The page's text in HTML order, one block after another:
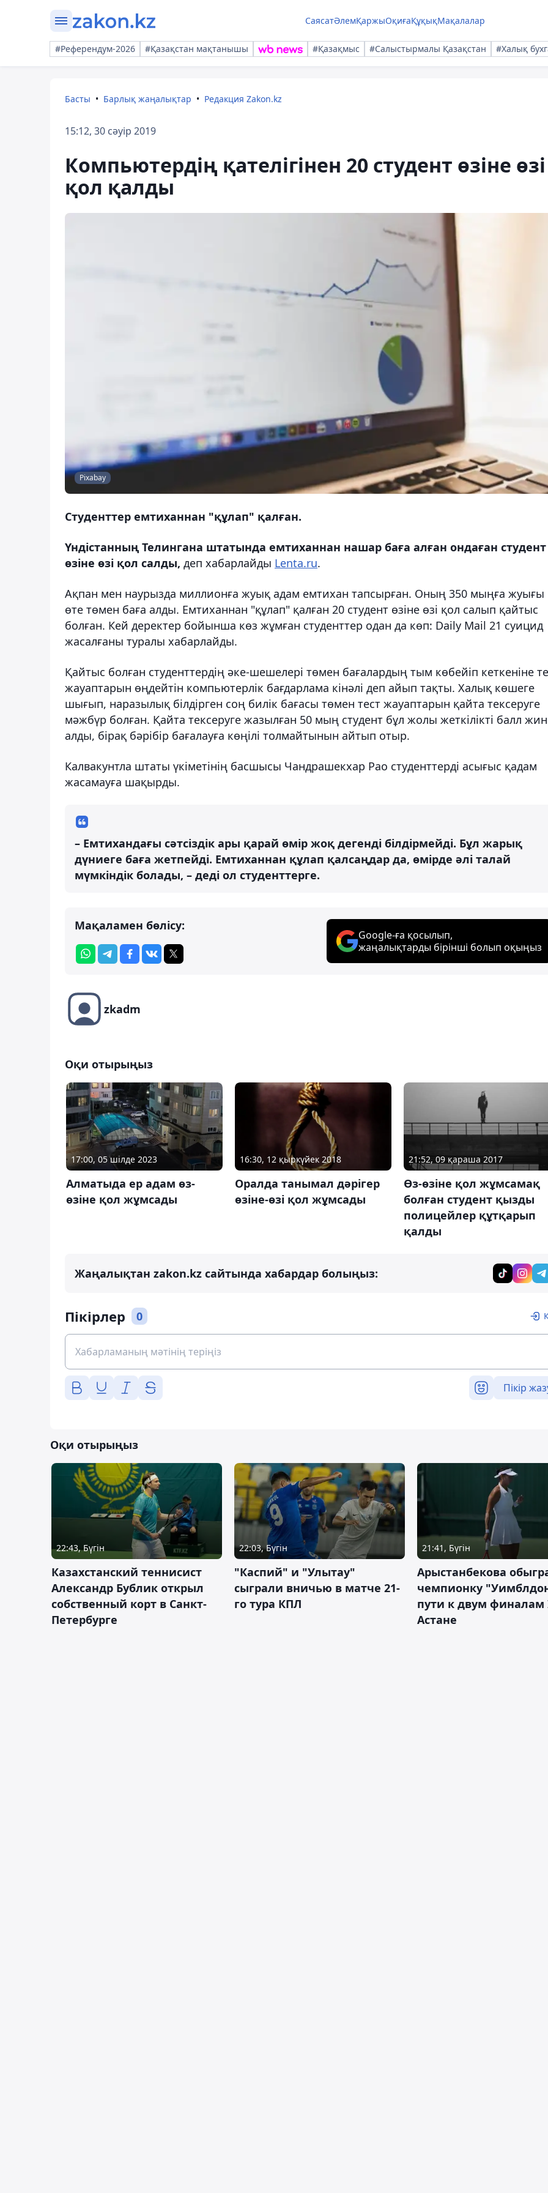
СаясатӘлемҚаржыОқиғаҚұқықМақалалар
#Референдум-2026 #Қазақстан мақтанышы #Қазақмыс #Салыстырмалы Қазақстан #Халық
Басты Барлық жаңалықтар Редакция Zakon.kz
15:12, 30 сәуір 2019
Компьютердің қателігінен 20 студент өзіне өзі
қол қалды
Pixabay
Студенттер емтиханнан "құлап" қалған.
Үндістанның Телингана штатында емтиханнан нашар баға алған ондаған студент
өзіне өзі қол салды, деп хабарлайды Lenta.ru.
Ақпан мен наурызда миллионға жуық адам емтихан тапсырған. Оның 350 мыңға жуығы
өте төмен баға алды. Емтиханнан "құлап" қалған 20 студент өзіне өзі қол салып қайтыс
болған. Кей деректер бойынша көз жұмған студенттер одан да көп: Daily Mail 21 суицид
жасалғаны туралы хабарлайды.
Қайтыс болған студенттердің әке-шешелері төмен бағалардың тым көбейіп кеткеніне
жауаптарын өңдейтін компьютерлік бағдарлама кінәлі деп айып тақты. Халық көшеге
шығып, наразылық білдірген соң билік бағасы төмен тест жауаптарын қайта тексеруге
мәжбүр болған. Қайта тексеруге жазылған 50 мың студент бұл жолы жеткілікті балл
алды, бірақ бәрібір бағалауға көңілі толмайтынын айтып отыр.
Калвакунтла штаты үкіметінің басшысы Чандрашекхар Рао студенттерді асығыс қадам
жасамауға шақырды.
– Емтихандағы сәтсіздік ары қарай өмір жоқ дегенді білдірмейді. Бұл жарық
дүниеге баға жетпейді. Емтиханнан құлап қалсаңдар да, өмірде әлі талай
мүмкіндік болады, – деді ол студенттерге.
Мақаламен бөлісу:
Google-ға қосылып,
жаңалықтарды бірінші болып оқыңыз
zkadm
Оқи отырыңыз
17:00, 05 шілде 2023
Алматыда ер адам өз-
өзіне қол жұмсады
16:30, 12 қыркүйек 2018
Оралда танымал дәрігер
өзіне-өзі қол жұмсады
21:52, 09 қараша 2017
Өз-өзіне қол жұмсамақ
болған студент қызды
полицейлер құтқарып
қалды
Жаңалықтан zakon.kz сайтында хабардар болыңыз:
Пікірлер 0
Пікір
Оқи отырыңыз
22:43, Бүгін
Казахстанский теннисист
Александр Бублик открыл
собственный корт в Санкт-
Петербурге
22:03, Бүгін
"Каспий" и "Улытау"
сыграли вничью в матче 21-
го тура КПЛ
21:41, Бүгін
Арыстанбекова
чемпионку
пути к двум финалам
Астане